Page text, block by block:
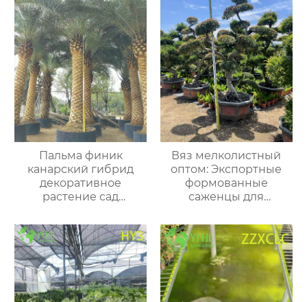
Пальма финик
канарский гибрид
декоративное
растение сад
экспорт
Вяз мелколистный
оптом: Экспортные
формованные
саженцы для
озеленения и
ландшафта